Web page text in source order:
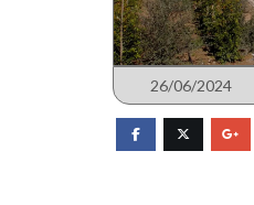
26/06/2024